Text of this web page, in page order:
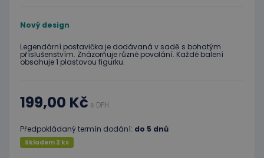
Nový design
Legendární postavička je dodávaná v sadě s bohatým
příslušenstvím. Znázorňuje různé povolání. Každé balení
obsahuje 1 plastovou figurku.
199,00 Kč s DPH
Předpokládaný termín dodání: do 5 dnů
Skladem 2 ks